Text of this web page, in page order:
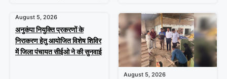
August 5, 2026
अनुकंपा नियुक्ति प्रकरणों के
निराकरण हेतु आयोजित विशेष शिविर
में जिला पंचायत सीईओ ने की सुनवाई
August 5, 2026